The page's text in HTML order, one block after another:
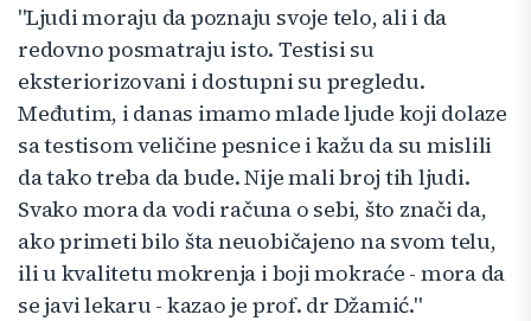
"Ljudi moraju da poznaju svoje telo, ali i da
redovno posmatraju isto. Testisi su
eksteriorizovani i dostupni su pregledu.
Međutim, i danas imamo mlade ljude koji dolaze
sa testisom veličine pesnice i kažu da su mislili
da tako treba da bude. Nije mali broj tih ljudi.
Svako mora da vodi računa o sebi, što znači da,
ako primeti bilo šta neuobičajeno na svom telu,
ili u kvalitetu mokrenja i boji mokraće - mora da
se javi lekaru - kazao je prof. dr Džamić."